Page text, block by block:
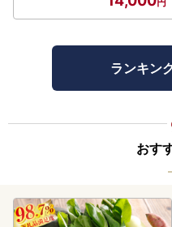
・5日間以上のご不在期間
※繁忙期につきましては、
時間が前後する場合がござ
１：成形（陶土で形を作る
成形と鋳込み成形の2種類
後、約900度の素焼き窯で
３：施釉（磁器の表面にガ
かけます。）
ランキン
おす